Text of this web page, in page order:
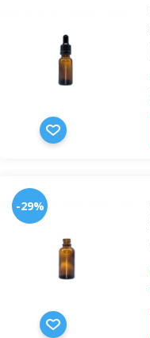
-29%